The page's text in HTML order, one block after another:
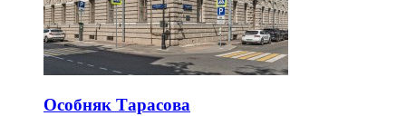
Особняк Тарасова